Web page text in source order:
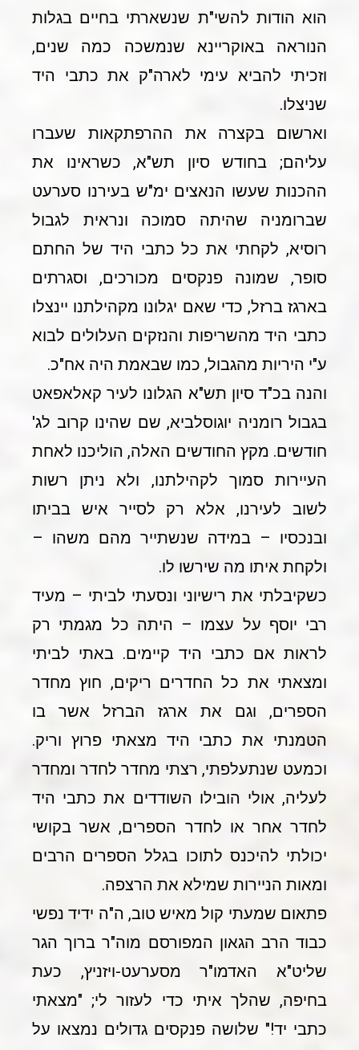
הוא הודות להשי"ת שנשארתי בחיים בגלות
הנוראה באוקריינא שנמשכה כמה שנים,
וזכיתי להביא עימי לארה"ק את כתבי היד
שניצלו.
וארשום בקצרה את ההרפתקאות שעברו
עליהם; בחודש סיון תש"א, כשראינו את
ההכנות שעשו הנאצים ימ"ש בעירנו סערעט
שברומניה שהיתה סמוכה ונראית לגבול
רוסיא, לקחתי את כל כתבי היד של החתם
סופר, שמונה פנקסים מכורכים, וסגרתים
בארגז ברזל, כדי שאם יגלונו מקהילתנו יינצלו
כתבי היד מהשריפות והנזקים העלולים לבוא
ע"י היריות מהגבול, כמו שבאמת היה אח"כ.
והנה בכ"ד סיון תש"א הגלונו לעיר קאלאפאט
בגבול רומניה יוגוסלביא, שם שהינו קרוב לג'
חודשים. מקץ החודשים האלה, הוליכנו לאחת
העיירות סמוך לקהילתנו, ולא ניתן רשות
לשוב לעירנו, אלא רק לסייר איש בביתו
ובנכסיו – במידה שנשתייר מהם משהו –
ולקחת איתו מה שירשו לו.
כשקיבלתי את רישיוני ונסעתי לביתי – מעיד
רבי יוסף על עצמו – היתה כל מגמתי רק
לראות אם כתבי היד קיימים. באתי לביתי
ומצאתי את כל החדרים ריקים, חוץ מחדר
הספרים, וגם את ארגז הברזל אשר בו
הטמנתי את כתבי היד מצאתי פרוץ וריק.
וכמעט שנתעלפתי, רצתי מחדר לחדר ומחדר
לעליה, אולי הובילו השודדים את כתבי היד
לחדר אחר או לחדר הספרים, אשר בקושי
יכולתי להיכנס לתוכו בגלל הספרים הרבים
ומאות הניירות שמילא את הרצפה.
פתאום שמעתי קול מאיש טוב, ה"ה ידיד נפשי
כבוד הרב הגאון המפורסם מוה"ר ברוך הגר
שליט"א האדמו"ר מסערעט-ויזניץ, כעת
בחיפה, שהלך איתי כדי לעזור לי; "מצאתי
כתבי יד!" שלושה פנקסים גדולים נמצאו על